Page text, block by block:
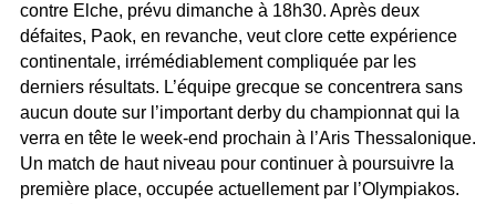
contre Elche, prévu dimanche à 18h30. Après deux
défaites, Paok, en revanche, veut clore cette expérience
continentale, irrémédiablement compliquée par les
derniers résultats. L’équipe grecque se concentrera sans
aucun doute sur l’important derby du championnat qui la
verra en tête le week-end prochain à l’Aris Thessalonique.
Un match de haut niveau pour continuer à poursuivre la
première place, occupée actuellement par l’Olympiakos.